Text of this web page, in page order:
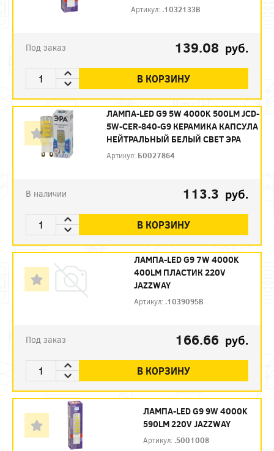
Артикул: .1032133B
Под заказ 139.08 руб.
В КОРЗИНУ
ЛАМПА-LED G9 5W 4000K 500LM JCD-
5W-CER-840-G9 КЕРАМИКА КАПСУЛА
НЕЙТРАЛЬНЫЙ БЕЛЫЙ СВЕТ ЭРА
Артикул: Б0027864
В наличии 113.3 руб.
В КОРЗИНУ
ЛАМПА-LED G9 7W 4000K
400LM ПЛАСТИК 220V
JAZZWAY
Артикул: .1039095B
Под заказ 166.66 руб.
В КОРЗИНУ
ЛАМПА-LED G9 9W 4000K
590LM 220V JAZZWAY
Артикул: .5001008